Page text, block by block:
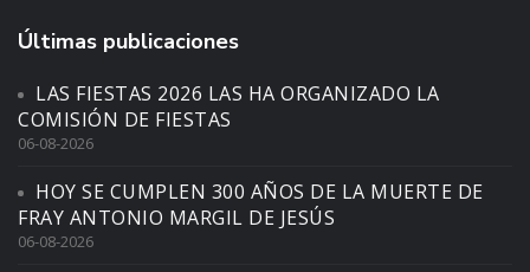
Últimas publicaciones
LAS FIESTAS 2026 LAS HA ORGANIZADO LA
COMISIÓN DE FIESTAS
06-08-2026
HOY SE CUMPLEN 300 AÑOS DE LA MUERTE DE
FRAY ANTONIO MARGIL DE JESÚS
06-08-2026